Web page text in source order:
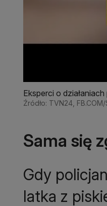
Eksperci o
Źródło: TVN24,
Sama się
Gdy
latka z